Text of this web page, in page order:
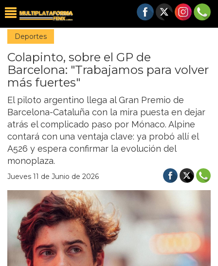
Deportes
Colapinto, sobre el GP de
Barcelona: "Trabajamos para volver
más fuertes"
El piloto argentino llega al Gran Premio de
Barcelona-Cataluña con la mira puesta en dejar
atrás el complicado paso por Mónaco. Alpine
contará con una ventaja clave: ya probó allí el
A526 y espera confirmar la evolución del
monoplaza.
Jueves 11 de Junio de 2026